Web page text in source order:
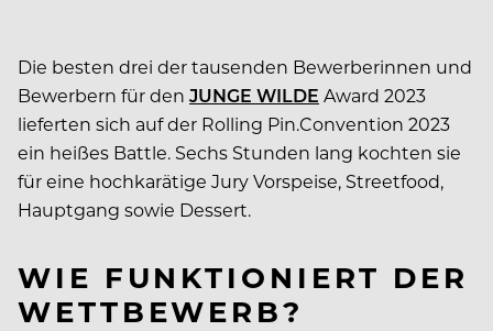
Die besten drei der tausenden Bewerberinnen und
Bewerbern für den JUNGE WILDE Award 2023
lieferten sich auf der Rolling Pin.Convention 2023
ein heißes Battle. Sechs Stunden lang kochten sie
für eine hochkarätige Jury Vorspeise, Streetfood,
Hauptgang sowie Dessert.
WIE FUNKTIONIERT DER
WETTBEWERB?